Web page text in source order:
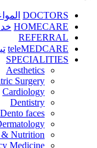
DOCTORS
HOMECARE
REFERRAL
teleMEDCARE
SPECIALITIES
Aesthetics
Surgery
Cardiology
Dentistry
Dento faces
Nutrition
Medicine